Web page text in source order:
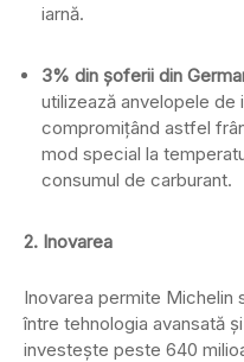
iarnă.
3% din șoferii din
utilizează anvelopele de
compromițând astfel
mod special la
consumul de carburant.
2. Inovarea
Inovarea permite Michelin
între tehnologia avansată
investește peste 640